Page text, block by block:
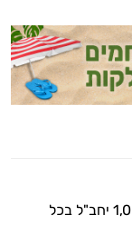
ויטמין D בכמוסות סופט ג'ל נוחות לבליעה, 1,000 יחב"ל בכל